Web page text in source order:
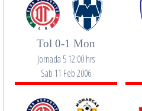
Tol 0-1 Mon
Jornada 5 12:00 hrs
Sab 11 Feb 2006